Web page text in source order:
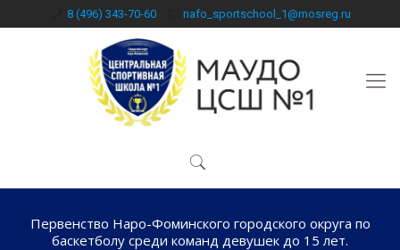
8 (496) 343-70-60 nafo_sportschool_1@mosreg.ru
Первенство Наро-Фоминского городского округа по
баскетболу среди команд девушек до 15 лет.